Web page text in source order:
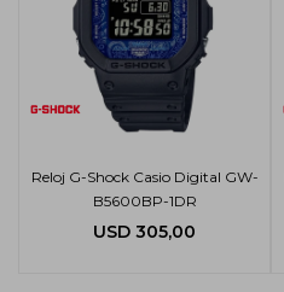
Reloj G-Shock Casio Digital GW-
B5600BP-1DR
USD 305,00